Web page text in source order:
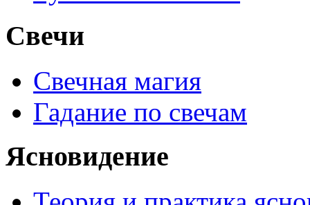
Свечи
Свечная магия
Гадание по свечам
Ясновидение